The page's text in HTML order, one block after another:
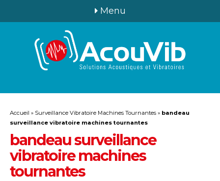
Menu
Accueil » Surveillance Vibratoire Machines Tournantes » bandeau
surveillance vibratoire machines tournantes
bandeau surveillance
vibratoire machines
tournantes